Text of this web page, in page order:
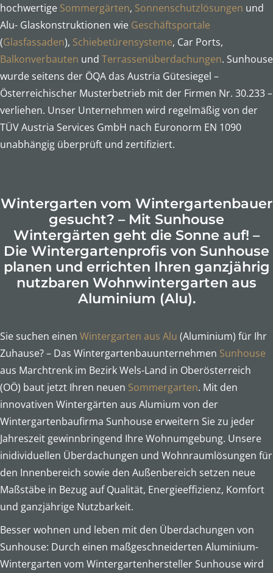
hochwertige Sommergärten, Sonnenschutzlösungen und
Alu- Glaskonstruktionen wie Geschäftsportale
(Glasfassaden), Schiebetürensysteme, Car Ports,
Balkonverbauten und Terrassenüberdachungen. Sunhouse
wurde seitens der ÖQA das Austria Gütesiegel –
Österreichischer Musterbetrieb mit der Firmen Nr. 30.233 –
verliehen. Unser Unternehmen wird regelmäßig von der
TÜV Austria Services GmbH nach Euronorm EN 1090
unabhängig überprüft und zertifiziert.
Wintergarten vom Wintergartenbauer
gesucht? – Mit Sunhouse
Wintergärten geht die Sonne auf! –
Die Wintergartenprofis von Sunhouse
planen und errichten Ihren ganzjährig
nutzbaren Wohnwintergarten aus
Aluminium (Alu).
Sie suchen einen Wintergarten aus Alu (Aluminium) für Ihr
Zuhause? – Das Wintergartenbauunternehmen Sunhouse
aus Marchtrenk im Bezirk Wels-Land in Oberösterreich
(OÖ) baut jetzt Ihren neuen Sommergarten. Mit den
innovativen Wintergärten aus Alumium von der
Wintergartenbaufirma Sunhouse erweitern Sie zu jeder
Jahreszeit gewinnbringend Ihre Wohnumgebung. Unsere
inidividuellen Überdachungen und Wohnraumlösungen für
den Innenbereich sowie den Außenbereich setzen neue
Maßstäbe in Bezug auf Qualität, Energieeffizienz, Komfort
und ganzjährige Nutzbarkeit.
Besser wohnen und leben mit den Überdachungen von
Sunhouse: Durch einen maßgeschneiderten Aluminium-
Wintergarten vom Wintergartenhersteller Sunhouse wird